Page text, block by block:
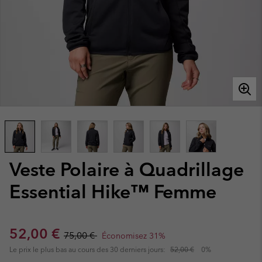
Veste Polaire à Quadrillage
Essential Hike™ Femme
Sale price:
52,00 € Regular price:
75,00 € Économisez 31%
Le prix le plus bas au cours des 30 derniers jours: 52,00 € 0%